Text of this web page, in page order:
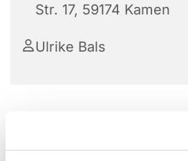
Str. 17, 59174 Kamen
Ulrike Bals